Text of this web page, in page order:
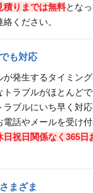
積りまでは無料とな
ください。
も対応
が発生するタイミン
トラブルがほとんど
ラブルにいち早く対
電話やメールを受け
日祝日関係なく365日
まざま